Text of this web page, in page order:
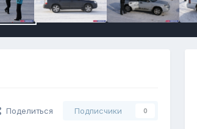
Поделиться Подписчики 0